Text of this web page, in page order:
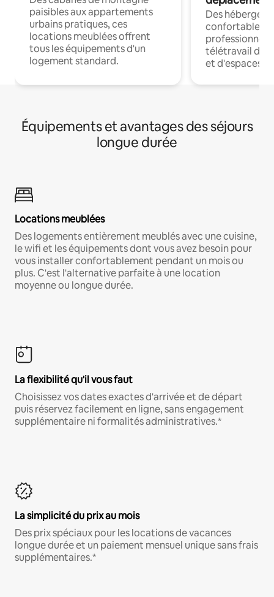
paisibles aux appartements
urbains pratiques, ces
locations meublées offrent
tous les équipements d'un
logement standard.
Des
confortables
professionnels
télétravail
et d'espaces
Équipements et avantages des séjours
longue durée
Locations meublées
Des logements entièrement meublés avec une cuisine,
le wifi et les équipements dont vous avez besoin pour
vous installer confortablement pendant un mois ou
plus. C'est l'alternative parfaite à une location
moyenne ou longue durée.
La flexibilité qu'il vous faut
Choisissez vos dates exactes d'arrivée et de départ
puis réservez facilement en ligne, sans engagement
supplémentaire ni formalités administratives.*
La simplicité du prix au mois
Des prix spéciaux pour les locations de vacances
longue durée et un paiement mensuel unique sans frais
supplémentaires.*